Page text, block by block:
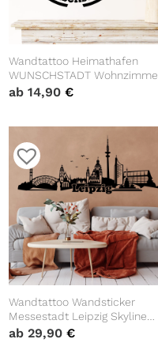
Wandtattoo Heimathafen
WUNSCHSTADT Wohnzimmer
Wandaufkleber Heimat
Heimatliebe
ab14,90€
Wandtattoo Wandsticker
Messestadt Leipzig Skyline
Dekoration Heimat
ab29,90€